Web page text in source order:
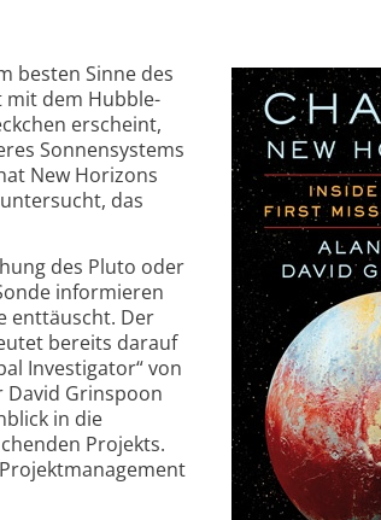
besten Sinne des
mit dem Hubble-
erscheint,
Sonnensystems
New Horizons
das
des Pluto oder
informieren
enttäuscht. Der
bereits darauf
Investigator“ von
David Grinspoon
in die
Projekts.